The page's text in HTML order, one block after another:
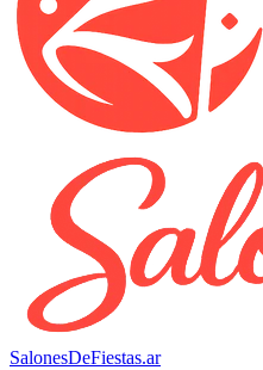
SalonesDeFiestas.ar